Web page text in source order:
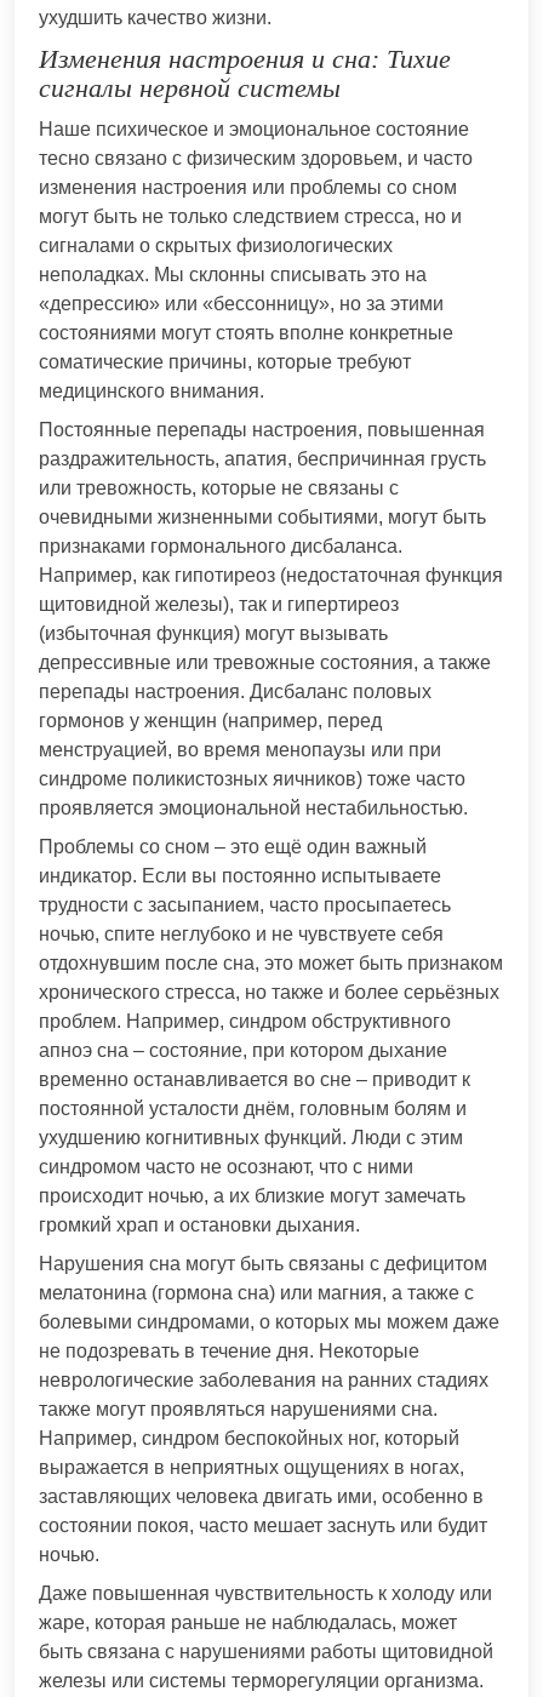
ухудшить качество жизни.
Изменения настроения и сна: Тихие
сигналы нервной системы
Наше психическое и эмоциональное состояние
тесно связано с физическим здоровьем, и часто
изменения настроения или проблемы со сном
могут быть не только следствием стресса, но и
сигналами о скрытых физиологических
неполадках. Мы склонны списывать это на
«депрессию» или «бессонницу», но за этими
состояниями могут стоять вполне конкретные
соматические причины, которые требуют
медицинского внимания.
Постоянные перепады настроения, повышенная
раздражительность, апатия, беспричинная грусть
или тревожность, которые не связаны с
очевидными жизненными событиями, могут быть
признаками гормонального дисбаланса.
Например, как гипотиреоз (недостаточная функция
щитовидной железы), так и гипертиреоз
(избыточная функция) могут вызывать
депрессивные или тревожные состояния, а также
перепады настроения. Дисбаланс половых
гормонов у женщин (например, перед
менструацией, во время менопаузы или при
синдроме поликистозных яичников) тоже часто
проявляется эмоциональной нестабильностью.
Проблемы со сном – это ещё один важный
индикатор. Если вы постоянно испытываете
трудности с засыпанием, часто просыпаетесь
ночью, спите неглубоко и не чувствуете себя
отдохнувшим после сна, это может быть признаком
хронического стресса, но также и более серьёзных
проблем. Например, синдром обструктивного
апноэ сна – состояние, при котором дыхание
временно останавливается во сне – приводит к
постоянной усталости днём, головным болям и
ухудшению когнитивных функций. Люди с этим
синдромом часто не осознают, что с ними
происходит ночью, а их близкие могут замечать
громкий храп и остановки дыхания.
Нарушения сна могут быть связаны с дефицитом
мелатонина (гормона сна) или магния, а также с
болевыми синдромами, о которых мы можем даже
не подозревать в течение дня. Некоторые
неврологические заболевания на ранних стадиях
также могут проявляться нарушениями сна.
Например, синдром беспокойных ног, который
выражается в неприятных ощущениях в ногах,
заставляющих человека двигать ими, особенно в
состоянии покоя, часто мешает заснуть или будит
ночью.
Даже повышенная чувствительность к холоду или
жаре, которая раньше не наблюдалась, может
быть связана с нарушениями работы щитовидной
железы или системы терморегуляции организма.